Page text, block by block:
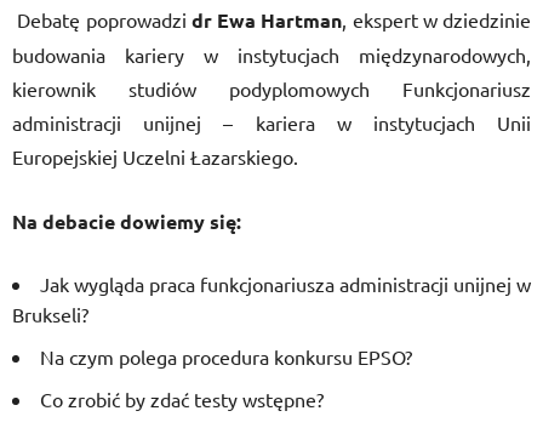
Debatę poprowadzi dr Ewa Hartman, ekspert w dziedzinie
budowania kariery w instytucjach międzynarodowych,
kierownik studiów podyplomowych Funkcjonariusz
administracji unijnej – kariera w instytucjach Unii
Europejskiej Uczelni Łazarskiego.
Na debacie dowiemy się:
Jak wygląda praca funkcjonariusza administracji unijnej w
Brukseli?
Na czym polega procedura konkursu EPSO?
Co zrobić by zdać testy wstępne?